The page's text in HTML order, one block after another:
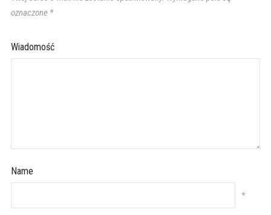
oznaczone *
Wiadomość
Name
*